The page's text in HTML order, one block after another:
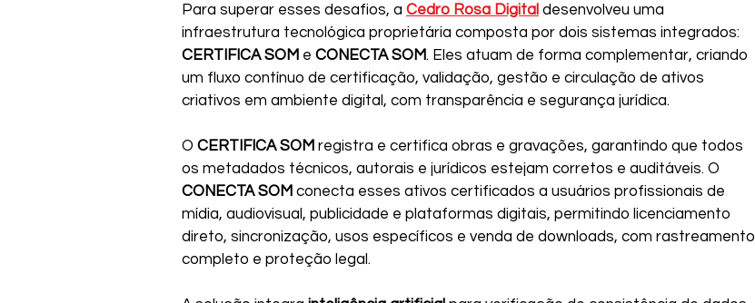
Para superar esses desafios, a Cedro Rosa Digital desenvolveu uma
infraestrutura tecnológica proprietária composta por dois sistemas integrados:
CERTIFICA SOM e CONECTA SOM. Eles atuam de forma complementar, criando
um fluxo contínuo de certificação, validação, gestão e circulação de ativos
criativos em ambiente digital, com transparência e segurança jurídica.
O CERTIFICA SOM registra e certifica obras e gravações, garantindo que todos
os metadados técnicos, autorais e jurídicos estejam corretos e auditáveis. O
CONECTA SOM conecta esses ativos certificados a usuários profissionais de
mídia, audiovisual, publicidade e plataformas digitais, permitindo licenciamento
direto, sincronização, usos específicos e venda de downloads, com rastreamento
completo e proteção legal.